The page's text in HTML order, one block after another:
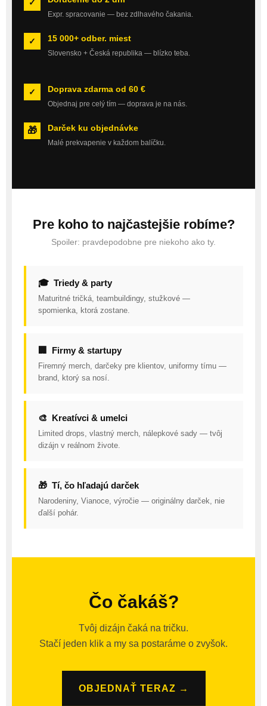
✓
Expr. spracovanie — bez zdlhavého čakania.
✓ 15 000+ odber. miest
Slovensko + Česká republika — blízko teba.
✓ Doprava zdarma od 60 €
Objednaj pre celý tím — doprava je na nás.
🎁 Darček ku objednávke
Malé prekvapenie v každom balíčku.
Pre koho to najčastejšie robíme?
Spoiler: pravdepodobne pre niekoho ako ty.
🎓 Triedy & party
Maturitné tričká, teambuildingy, stužkové —
spomienka, ktorá zostane.
🏢 Firmy & startupy
Firemný merch, darčeky pre klientov, uniformy tímu —
brand, ktorý sa nosí.
🎨 Kreatívci & umelci
Limited drops, vlastný merch, nálepkové sady — tvôj
dizájn v reálnom živote.
🎁 Tí, čo hľadajú darček
Narodeniny, Vianoce, výročie — originálny darček, nie
ďalší pohár.
Čo čakáš?
Tvôj dizájn čaká na tričku.
Stačí jeden klik a my sa postaráme o zvyšok.
OBJEDNAŤ TERAZ →